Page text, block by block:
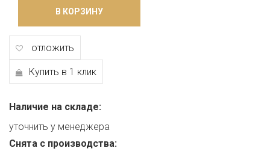
В КОРЗИНУ
отложить
Купить в 1 клик
Наличие на складе:
уточнить у менеджера
Снята с производства: